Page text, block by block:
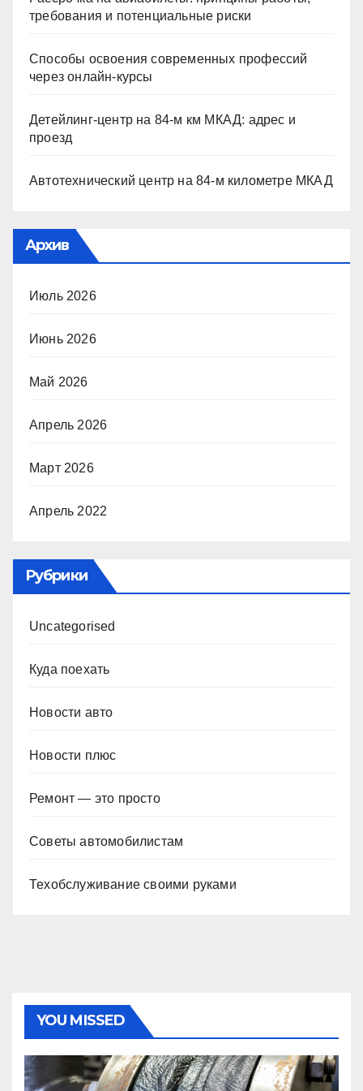
требования и потенциальные риски
Способы освоения современных профессий
через онлайн-курсы
Детейлинг-центр на 84-м км МКАД: адрес и
проезд
Автотехнический центр на 84-м километре МКАД
Архив
Июль 2026
Июнь 2026
Май 2026
Апрель 2026
Март 2026
Апрель 2022
Рубрики
Uncategorised
Куда поехать
Новости авто
Новости плюс
Ремонт — это просто
Советы автомобилистам
Техобслуживание своими руками
YOU MISSED